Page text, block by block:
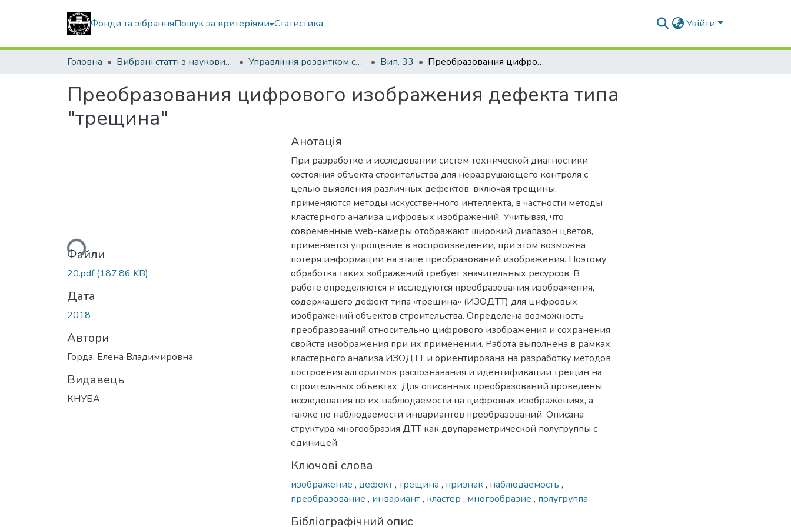
Фонди та зібранняПошук за критеріями Статистика Увійти
Головна Вибрані статті з наукових збірників КНУБА Управління розвитком складних систем Вип. 33 Преобразования цифрового изображения дефекта типа "трещина"
Преобразования цифрового изображения дефекта типа
"трещина"
Вантажиться...
Файли
20.pdf(187,86 KB)
Дата
2018
Автори
Горда, Елена Владимировна
Видавець
КНУБА
Анотація
При разработке и исследовании систем технической диагностики
состояния объекта строительства для неразрушающего контроля с
целью выявления различных дефектов, включая трещины,
применяются методы искусственного интеллекта, в частности методы
кластерного анализа цифровых изображений. Учитывая, что
современные web-камеры отображают широкий диапазон цветов,
применяется упрощение в воспроизведении, при этом возможна
потеря информации на этапе преобразований изображения. Поэтому
обработка таких зображений требует значительных ресурсов. В
работе определяются и исследуются преобразования изображения,
содержащего дефект типа «трещина» (ИЗОДТТ) для цифровых
изображений объектов строительства. Определена возможность
преобразований относительно цифрового изображения и сохранения
свойств изображения при их применении. Работа выполнена в рамках
кластерного анализа ИЗОДТТ и ориентирована на разработку методов
построения алгоритмов распознавания и идентификации трещин на
строительных объектах. Для описанных преобразований проведены
исследования по их наблюдаемости на цифровых изображениях, а
также по наблюдаемости инвариантов преобразований. Описана
структура многообразия ДТТ как двупараметрической полугруппы с
единицей.
Ключові слова
изображение , дефект, трещина , признак, наблюдаемость ,
преобразование , инвариант, кластер , многообразие , полугруппа
Бібліографічний опис